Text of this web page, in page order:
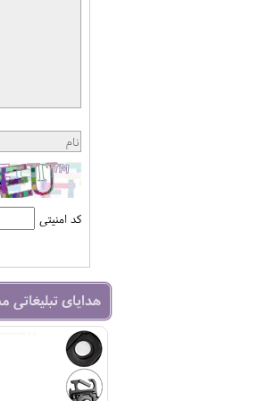
کد امنیتی
هدایای تبلیغاتی